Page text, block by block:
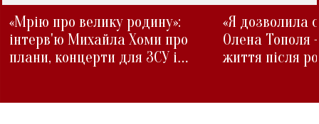
«Мрію про велику родину»:
інтерв'ю Михайла Хоми про
плани, концерти для ЗСУ і
«Я дозволила
Олена Тополя
життя після